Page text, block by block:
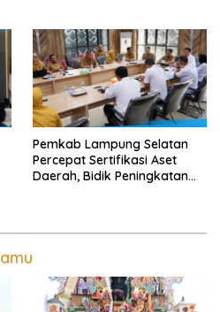
Pemkab Lampung Selatan
Percepat Sertifikasi Aset
Daerah, Bidik Peningkatan